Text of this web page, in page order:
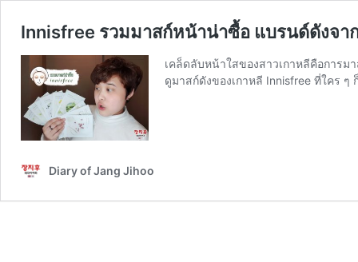
Innisfree รวมมาสก์หน้าน่าซื้อ แบรนด์ดังจา
เคล็ดลับหน้าใสของสาวเกาหลีคือการ
ดูมาสก์ดังของเกาหลี Innisfree ที่ใคร ๆ
Diary of Jang Jihoo